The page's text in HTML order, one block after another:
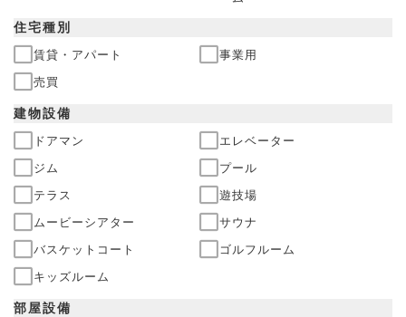
住宅種別
賃貸・アパート
事業用
売買
建物設備
ドアマン
エレベーター
ジム
プール
テラス
遊技場
ムービーシアター
サウナ
バスケットコート
ゴルフルーム
キッズルーム
部屋設備